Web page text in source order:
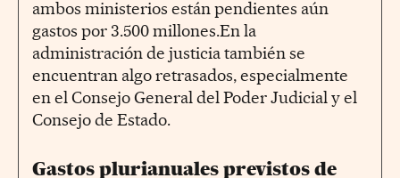
ambos ministerios están pendientes aún
gastos por 3.500 millones.En la
administración de justicia también se
encuentran algo retrasados, especialmente
en el Consejo General del Poder Judicial y el
Consejo de Estado.
Gastos plurianuales previstos de